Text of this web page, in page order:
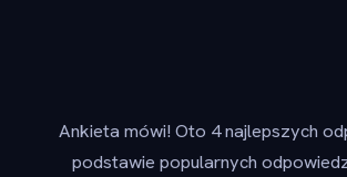
Ankieta mówi! Oto 4 najlepszych
podstawie popularnych